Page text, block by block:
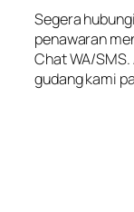
Segera
penawaran
Chat WA/
gudang kami